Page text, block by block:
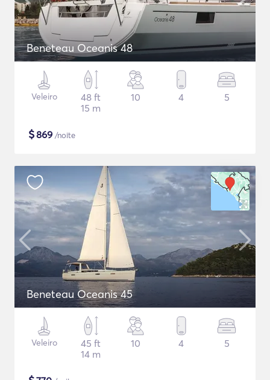
Beneteau Oceanis 48
Veleiro
48 ft
15 m
10 4 5
$869 /noite
Beneteau Oceanis 45
Veleiro
45 ft
14 m
10 4 5